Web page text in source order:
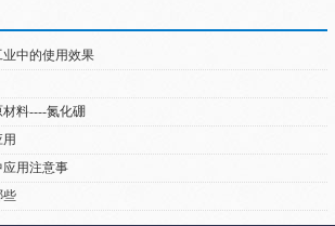
中的使用效果
料----氮化硼
用
应用注意事
些